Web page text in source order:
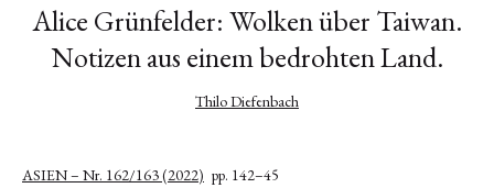
Alice Grünfelder: Wolken über Taiwan.
Notizen aus einem bedrohten Land.
Thilo Diefenbach
ASIEN – Nr. 162/163 (2022) pp. 142–45